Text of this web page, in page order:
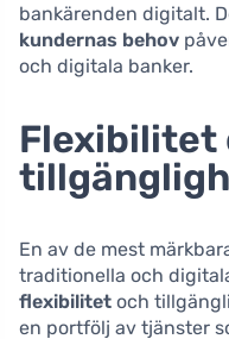
bankärenden digitalt.
kundernas behov
och digitala banker.
Flexibilitet
En av de mest
traditionella och
flexibilitet och
en portfölj av tjänster